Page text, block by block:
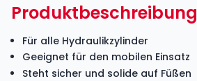
Produktbeschreibung
Für alle Hydraulikzylinder
Geeignet für den mobilen Einsatz
Steht sicher und solide auf Füßen